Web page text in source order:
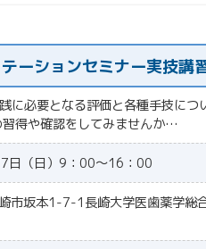
ーションセミナー実技講
に必要となる評価と各種手技につ
得や確認をしてみませんか…
日（日）9：00～16：00
坂本1-7-1長崎大学医歯薬学総